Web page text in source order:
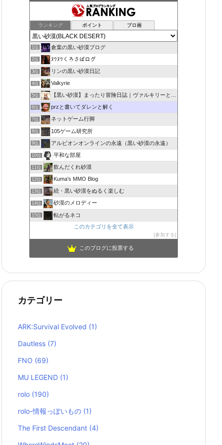
ランキング ポイント ブロ画
1位 倉葉の黒い砂漠ブログ
2位 ﾇﾜﾇﾜくろさばログ
3位 リンの黒い砂漠日記
4位 Valkyrie
5位 【黒い砂漠】まったり冒険日誌｜ヴァルキリーと闇の精霊の旅
6位 przと書いてダレンと解く
7位 ネットゲーム行脚
8位 105ゲーム研究所
9位 アルビオンオンラインの永遠（黒い砂漠の永遠）
10位 平和な部屋
11位 飲んだくれ砂漠
12位 Kuma's MMO Blog
13位 続・黒い砂漠をぬるく楽しむ
14位 砂漠のメロディー
15位
転がるネコ
このカテゴリを全て表示
参加する
このブログに投票する
カテゴリー
ARK:Survival Evolved (1)
Dautless (7)
FNO (69)
MU LEGEND (1)
rolo (190)
rolo-情報っぽいもの (1)
The First Descendant (4)